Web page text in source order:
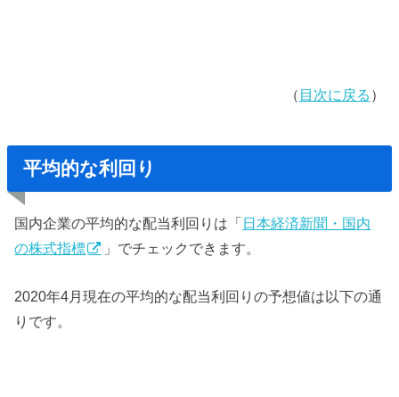
（ 目次に戻る ）
平均的な利回り
国内企業の平均的な配当利回りは「日本経済新聞・国内
の株式指標
」でチェックできます。
2020年4月現在の平均的な配当利回りの予想値は以下の通
りです。